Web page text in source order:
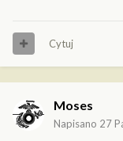
Cytuj
Moses
Napisano 27